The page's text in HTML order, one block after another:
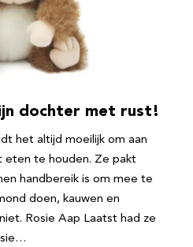
dochter met rust!
het altijd moeilijk om aan
eten te houden. Ze pakt
handbereik is om mee te
doen, kauwen en
Rosie Aap Laatst had ze